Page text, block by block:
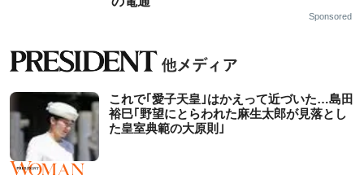
Sponsored
これで｢愛子天皇｣はかえって近づいた…島田
裕巳｢野望にとらわれた麻生太郎が見落とし
た皇室典範の大原則｣